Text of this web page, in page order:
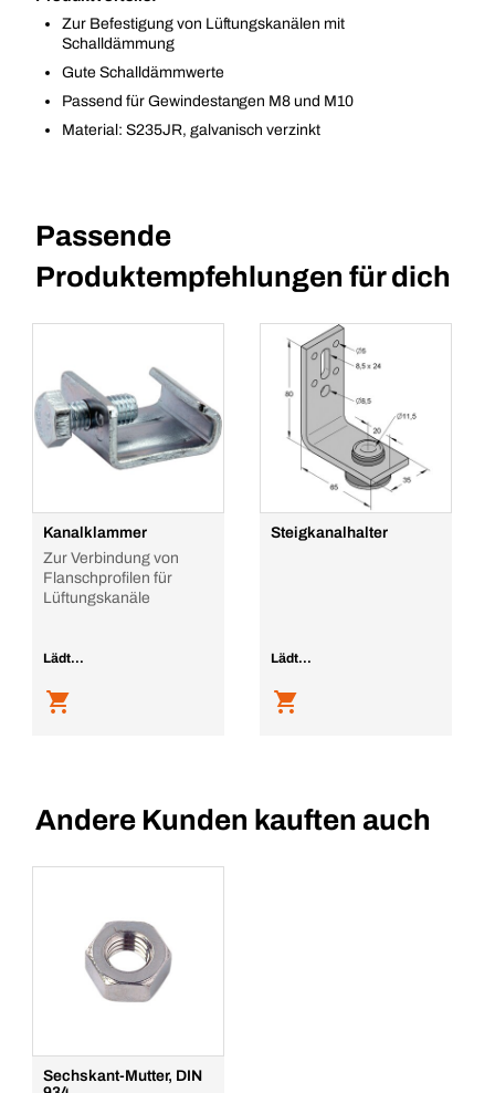
Zur Befestigung von Lüftungskanälen mit
Schalldämmung
Gute Schalldämmwerte
Passend für Gewindestangen M8 und M10
Material: S235JR, galvanisch verzinkt
Passende
Produktempfehlungen für dich
Kanalklammer
Zur Verbindung von
Flanschprofilen für
Lüftungskanäle
Lädt...
Steigkanalhalter
Lädt...
Andere Kunden kauften auch
Sechskant-Mutter, DIN